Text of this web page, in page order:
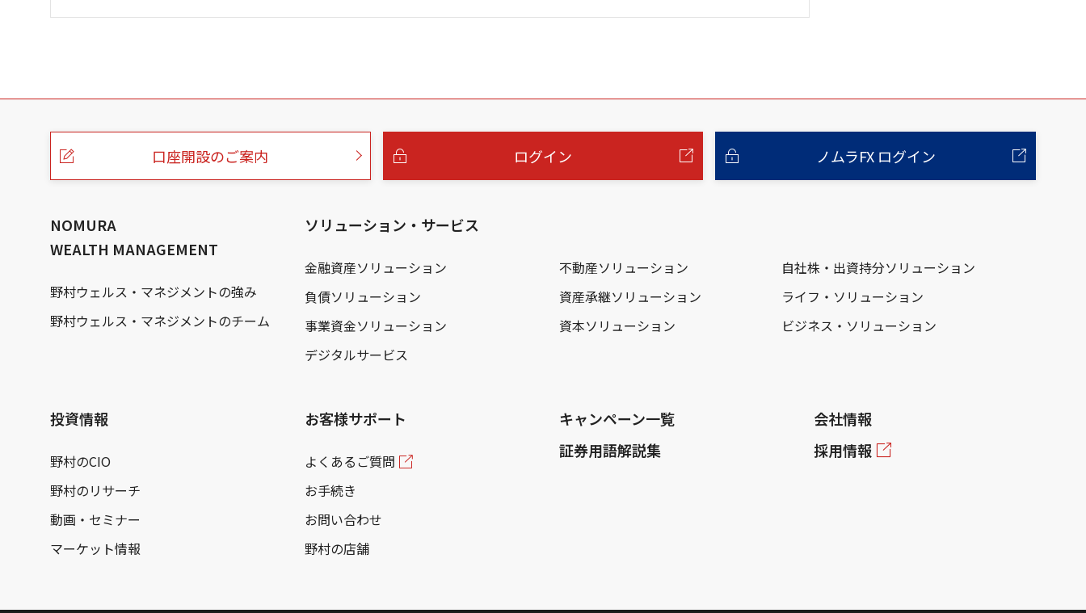
こ
口座開設のご案内 ログイン ノムラFX ログイン
NOMURA
WEALTH MANAGEMENT
野村ウェルス・マネジメントの強み
野村ウェルス・マネジメントのチーム
ソリューション・サービス
金融資産ソリューション 不動産ソリューション
自社株・出資持分ソリューション
負債ソリューション
資産承継ソリューション
ライフ・ソリューション
事業資金ソリューション
資本ソリューション
ビジネス・ソリューション
デジタルサービス
投資情報
野村のCIO
野村のリサーチ
動画・セミナー
マーケット情報
お客様サポート
よくあるご質問
お手続き
お問い合わせ
野村の店舗
キャンペーン一覧
証券用語解説集
会社情報
採用情報